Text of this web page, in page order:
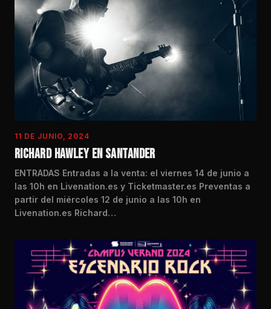
11 DE JUNIO, 2024
RICHARD HAWLEY EN SANTANDER
ENTRADAS Entradas a la venta: el viernes 14 de junio a
las 10h en Livenation.es y Ticketmaster.es Preventas a
partir del miércoles 12 de junio a las 10h en
Livenation.es Richard…